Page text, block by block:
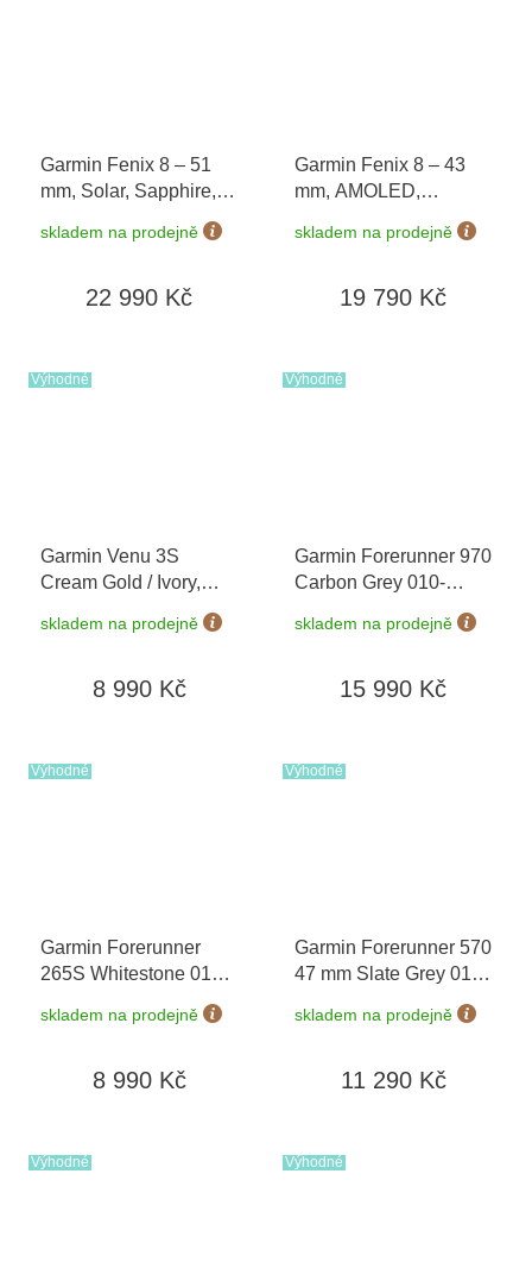
Garmin Fenix 8 – 51
mm, Solar, Sapphire,
Yellow/Graphite 010-
skladem na prodejně
22 990 Kč
Garmin Fenix 8 – 43
mm, AMOLED,
Sapphire, Carbon grey
DLC titanium, Black /
02903-21
skladem na prodejně
19 790 Kč
Výhodné
Garmin Venu 3S
Cream Gold / Ivory,
02785-04
skladem na prodejně
8 990 Kč
Výhodné
Garmin Forerunner 970
Carbon Grey 010-
+ možnost
výměny do 90 dní
skladem na prodejně
15 990 Kč
Výhodné
Garmin Forerunner
265S Whitestone 010-
+ možnost
výměny do 90 dní
skladem na prodejně
8 990 Kč
Výhodné
Garmin Forerunner 570
47 mm Slate Grey 010-
skladem na prodejně
11 290 Kč
Výhodné Výhodné